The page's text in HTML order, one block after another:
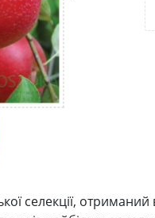
селекції,